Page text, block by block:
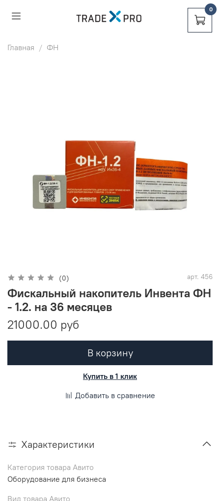
0
Главная ФН
(0) арт. 456
Фискальный накопитель Инвента ФН
- 1.2. на 36 месяцев
21000.00 руб
В корзину
Купить в 1 клик
Добавить в сравнение
Характеристики
Категория товара Авито
Оборудование для бизнеса
Вид товара Авито
0